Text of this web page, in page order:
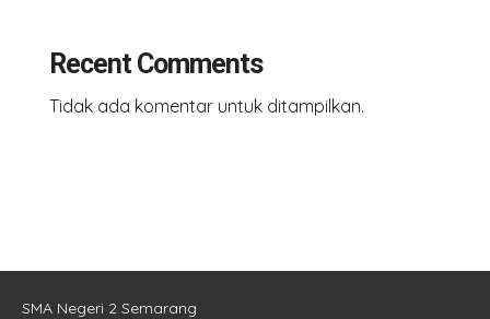
Recent Comments
Tidak ada komentar untuk ditampilkan.
SMA Negeri 2 Semarang